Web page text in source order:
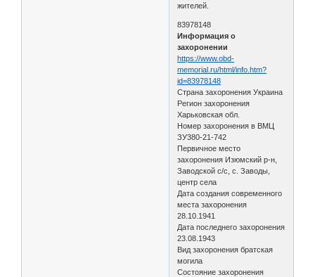
жителей.
83978148
Информация о
захоронении
https://www.obd-
memorial.ru/html/info.htm?
id=83978148
Страна захоронения Украина
Регион захоронения
Харьковская обл.
Номер захоронения в ВМЦ
ЗУ380-21-742
Первичное место
захоронения Изюмский р-н,
Заводской с/с, с. Заводы,
центр села
Дата создания современного
места захоронения
28.10.1941
Дата последнего захоронения
23.08.1943
Вид захоронения братская
могила
Состояние захоронения